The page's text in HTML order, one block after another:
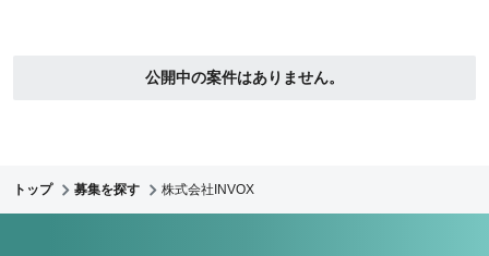
公開中の案件はありません。
トップ 募集を探す 株式会社INVOX